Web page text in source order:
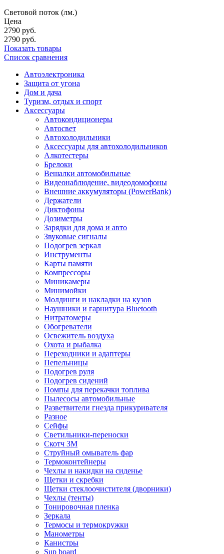
Световой поток (лм.)
Цена
2790 руб.
2790 руб.
Показать товары
Список сравнения
Автоэлектроника
Защита от угона
Дом и дача
Туризм, отдых и спорт
Аксессуары
Автокондиционеры
Aвтосвет
Автохолодильники
Аксессуары для автохолодильников
Алкотестеры
Брелоки
Вешалки автомобильные
Видеонаблюдение, видеодомофоны
Внешние аккумуляторы (PowerBank)
Держатели
Диктофоны
Дозиметры
Зарядки для дома и авто
Звуковые сигналы
Подогрев зеркал
Инструменты
Карты памяти
Компрессоры
Миникамеры
Минимойки
Молдинги и накладки на кузов
Наушники и гарнитура Bluetooth
Нитратомеры
Обогреватели
Освежитель воздуха
Охота и рыбалка
Переходники и адаптеры
Пепельницы
Подогрев руля
Подогрев сидений
Помпы для перекачки топлива
Пылесосы автомобильные
Разветвители гнезда прикуривателя
Разное
Сейфы
Светильники-переноски
Скотч 3М
Струйный омыватель фар
Термоконтейнеры
Чехлы и накидки на сиденье
Щетки и скребки
Щетки стеклоочистителя (дворники)
Чехлы (тенты)
Тонировочная пленка
Зеркалa
Термосы и термокружки
Манометры
Канистры
Sup board